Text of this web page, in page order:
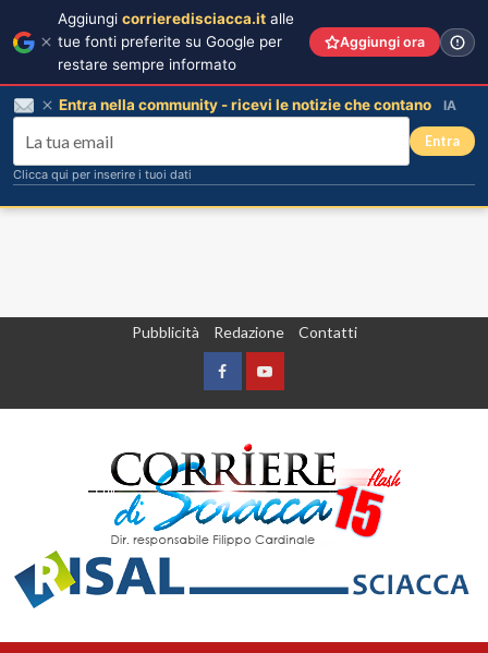
Pubblicità Redazione Contatti
FacebookYountube
Aggiungi corrieredisciacca.it alle
tue fonti preferite su Google per
restare sempre informato
Aggiungi ora
Entra nella community - ricevi le notizie che contano IA
Entra
Clicca qui per inserire i tuoi dati